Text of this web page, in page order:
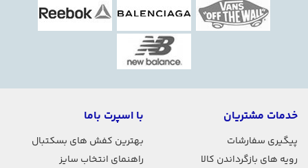
خدمات مشتریان
پیگیری سفارشات
رویه های بازگرداندن کالا
با اسپرت باما
بهترین کفش های بسکتبال
راهنمای انتخاب سایز